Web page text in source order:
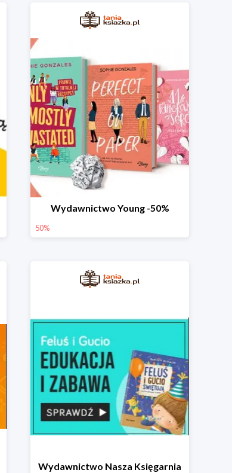
Wydawnictwo Young -50%
50%
Wydawnictwo Nasza Księgarnia